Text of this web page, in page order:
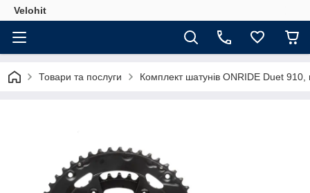
Velohit
Товари та послуги Комплект шатунів ONRIDE Duet